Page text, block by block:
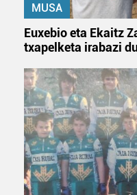
MUSA
Euxebio eta Ekaitz
txapelketa irabazi